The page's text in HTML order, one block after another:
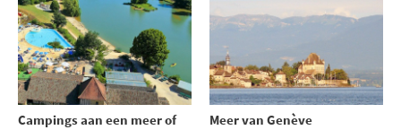
Campings aan een meer of
Meer van Genève